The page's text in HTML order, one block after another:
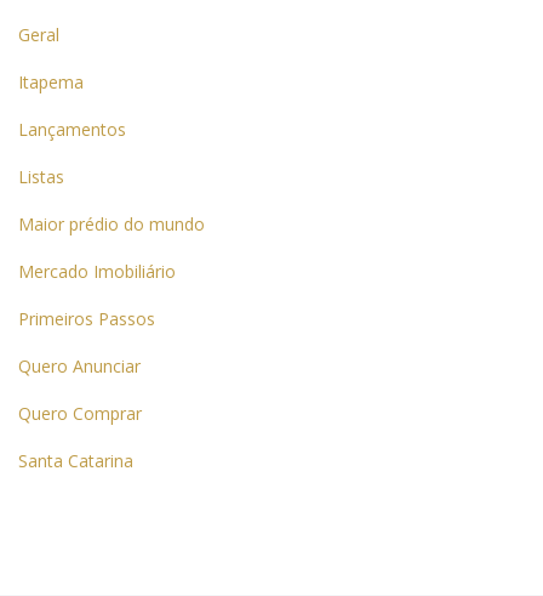
Geral
Itapema
Lançamentos
Listas
Maior prédio do mundo
Mercado Imobiliário
Primeiros Passos
Quero Anunciar
Quero Comprar
Santa Catarina